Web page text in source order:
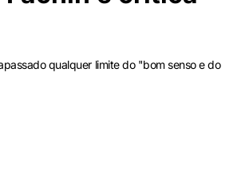
qualquer limite do "bom senso e do